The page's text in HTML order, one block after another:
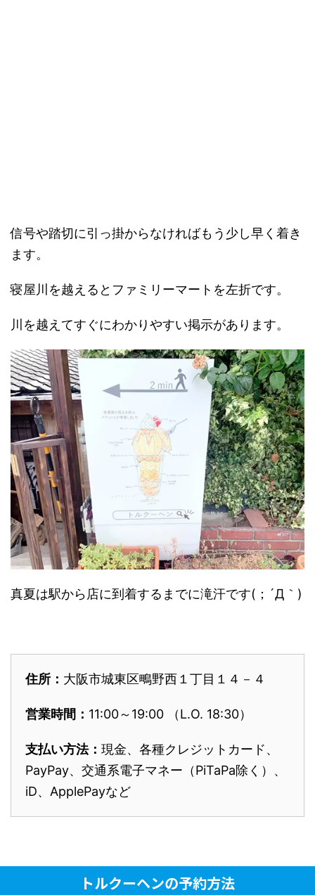
信号や踏切に引っ掛からなければもう少し早く着き
ます。
寝屋川を越えるとファミリーマートを左折です。
川を越えてすぐにわかりやすい掲示があります。
真夏は駅から店に到着するまでに滝汗です(；´Д｀)
住所： 大阪市城東区鴫野西１丁目１４－４
営業時間： 11:00～19:00 （L.O. 18:30）
支払い方法： 現金、各種クレジットカード、
PayPay、交通系電子マネー（PiTaPa除く）、
iD、ApplePayなど
トルクーヘンの予約方法